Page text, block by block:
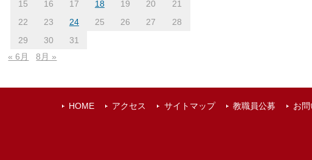
15
16 17 18 19 20
21
22
23 24 25 26 27
28
29
30
31
« 6月
8月 »
HOME アクセス サイトマップ 教職員公募 お